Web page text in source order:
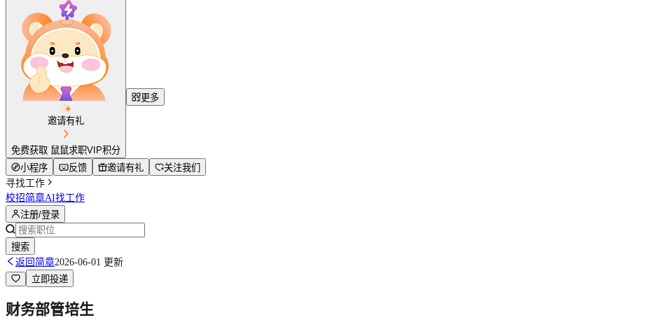
邀请有礼
免费获取 鼠鼠求职VIP积分
更多
小程序 反馈 邀请有礼
关注我们
寻找工作
校招简章AI找工作
注册/登录
搜索
返回简章2026-06-01 更新
立即投递
财务部管培生